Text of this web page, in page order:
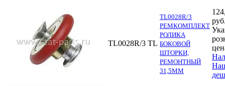
TL0028R/3 TL
TL0028R/3
РЕМКОМПЛЕКТ
РОЛИКА
БОКОВОЙ
ШТОРКИ,
РЕМОНТНЫЙ
31,5ММ